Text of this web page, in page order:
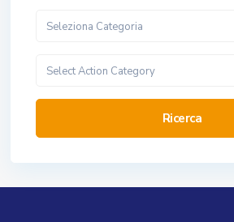
Seleziona Categoria
Select Action Category
Ricerca